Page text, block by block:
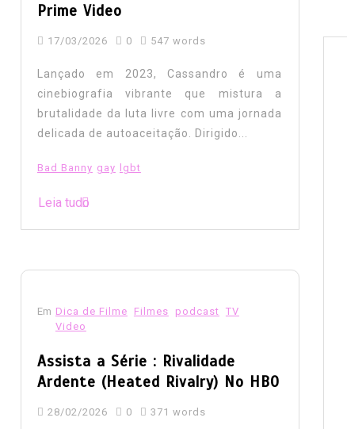
Prime Video
17/03/2026 0 547 words
Lançado em 2023, Cassandro é uma
cinebiografia vibrante que mistura a
brutalidade da luta livre com uma jornada
delicada de autoaceitação. Dirigido...
Bad Banny gay lgbt
Leia tudo
Em Dica de Filme Filmes podcast TV
Video
Assista a Série : Rivalidade
Ardente (Heated Rivalry) No HBO
28/02/2026 0 371 words